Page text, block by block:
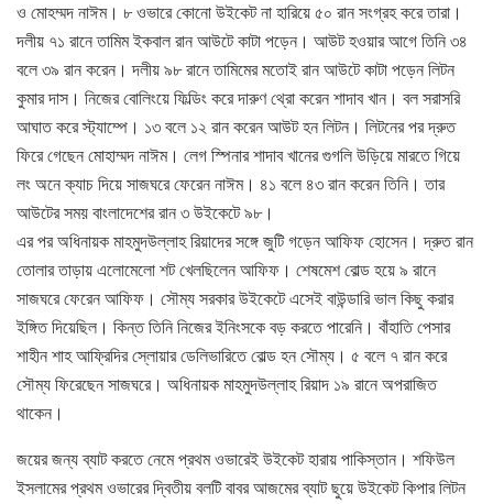
ও মোহম্মদ নাঈম। ৮ ওভারে কোনো উইকেট না হারিয়ে ৫০ রান সংগ্রহ করে তারা।
দলীয় ৭১ রানে তামিম ইকবাল রান আউটে কাটা পড়েন। আউট হওয়ার আগে তিনি ৩৪
বলে ৩৯ রান করেন। দলীয় ৯৮ রানে তামিমের মতোই রান আউটে কাটা পড়েন লিটন
কুমার দাস। নিজের বোলিংয়ে ফিল্ডিং করে দারুণ থ্রো করেন শাদাব খান। বল সরাসরি
আঘাত করে স্ট্যাম্পে। ১৩ বলে ১২ রান করেন আউট হন লিটন। লিটনের পর দ্রুত
ফিরে গেছেন মোহাম্মদ নাঈম। লেগ স্পিনার শাদাব খানের গুগলি উড়িয়ে মারতে গিয়ে
লং অনে ক্যাচ দিয়ে সাজঘরে ফেরেন নাঈম। ৪১ বলে ৪৩ রান করেন তিনি। তার
আউটের সময় বাংলাদেশের রান ৩ উইকেটে ৯৮।
এর পর অধিনায়ক মাহমুদউল্লাহ রিয়াদের সঙ্গে জুটি গড়েন আফিফ হোসেন। দ্রুত রান
তোলার তাড়ায় এলোমেলো শট খেলছিলেন আফিফ। শেষমেশ বোল্ড হয়ে ৯ রানে
সাজঘরে ফেরেন আফিফ। সৌম্য সরকার উইকেটে এসেই বাউন্ডারি ভাল কিছু করার
ইঙ্গিত দিয়েছিল। কিন্ত তিনি নিজের ইনিংসকে বড় করতে পারেনি। বাঁহাতি পেসার
শাহীন শাহ আফ্রিদির স্লোয়ার ডেলিভারিতে বোল্ড হন সৌম্য। ৫ বলে ৭ রান করে
সৌম্য ফিরেছেন সাজঘরে। অধিনায়ক মাহমুদউল্লাহ রিয়াদ ১৯ রানে অপরাজিত
থাকেন।
জয়ের জন্য ব্যাট করতে নেমে প্রথম ওভারেই উইকেট হারায় পাকিস্তান। শফিউল
ইসলামের প্রথম ওভারের দ্বিতীয় বলটি বাবর আজমের ব্যাট ছুয়ে উইকেট কিপার লিটন